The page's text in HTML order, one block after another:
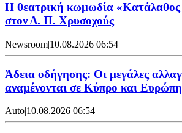
Η θεατρική κωμωδία
στον Δ. Π. Χρυσοχούς
Newsroom|10.08.2026 06:54
Άδεια οδήγησης: Οι μεγάλες
αναμένονται σε Κύπρο και Ευρώπη
Auto|10.08.2026 06:54